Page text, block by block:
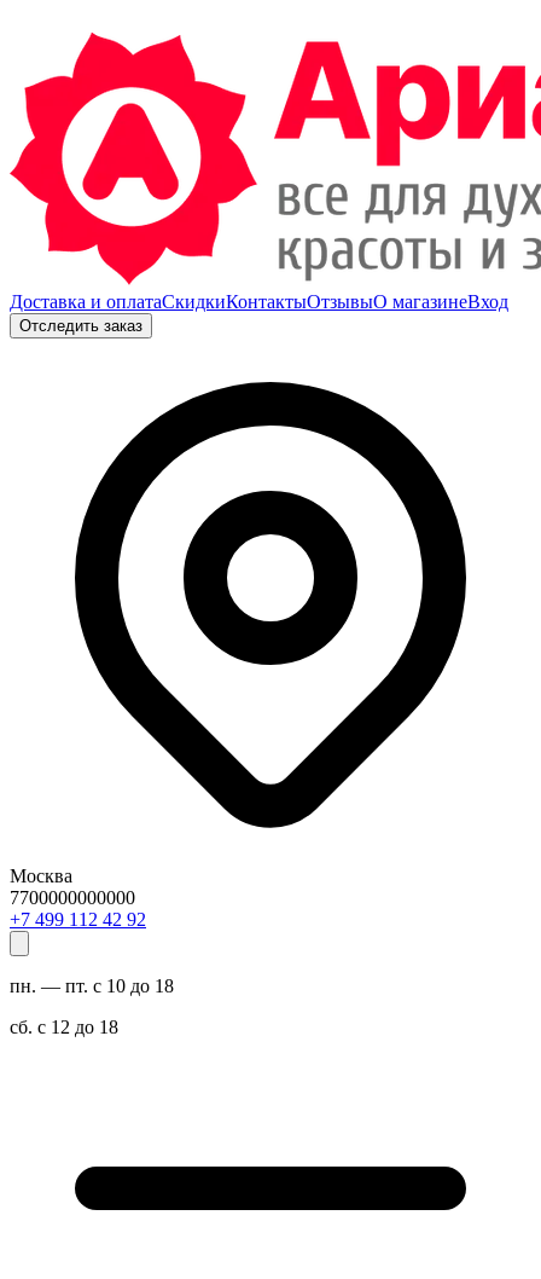
Доставка и оплатаСкидкиКонтактыОтзывыО магазинеВход
Отследить заказ
Москва
7700000000000
29 24 211 994 7+
пн. — пт. с 10 до 18
сб. с 12 до 18